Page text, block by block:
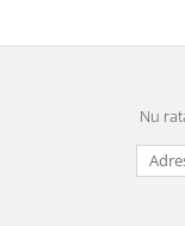
Nu